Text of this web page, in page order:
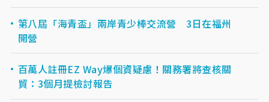
第八屆「海青盃」兩岸青少棒交流營 3日在福州
開營
百萬人註冊EZ Way爆個資疑慮！關務署將查核關
貿：3個月提檢討報告